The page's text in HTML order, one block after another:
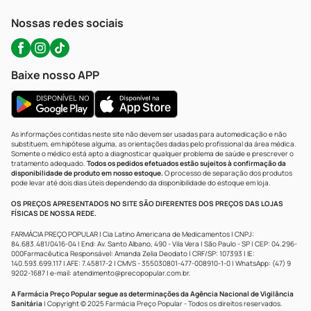
Nossas redes sociais
Baixe nosso APP
As informações contidas neste site não devem ser usadas para automedicação e não
substituem, em hipótese alguma, as orientações dadas pelo profissional da área médica.
Somente o médico está apto a diagnosticar qualquer problema de saúde e prescrever o
tratamento adequado. Todos os pedidos efetuados estão sujeitos à confirmação da
disponibilidade de produto em nosso estoque.O processo de separação dos produtos
pode levar até dois dias úteis dependendo da disponibilidade do estoque em loja.
OS PREÇOS APRESENTADOS NO SITE SÃO DIFERENTES DOS PREÇOS DAS LOJAS
FÍSICAS DE NOSSA REDE.
FARMÁCIA PREÇO POPULAR | Cia Latino Americana de Medicamentos | CNPJ:
84.683.481/0416-04 | End: Av. Santo Albano, 490 - Vila Vera | São Paulo - SP | CEP: 04.296-
000Farmacêutica Responsável: Amanda Zelia Deodato | CRF/SP: 107393 | IE:
140.593.699.117 | AFE: 7.45817-2 | CMVS - 355030801-477-008910-1-0 | WhatsApp: (47) 9
9202-1687 | e-mail: atendimento@precopopular.com.br.
A Farmácia Preço Popular segue as determinações da Agência Nacional de Vigilância
Sanitária | Copyright © 2025 Farmácia Preço Popular - Todos os direitos reservados.